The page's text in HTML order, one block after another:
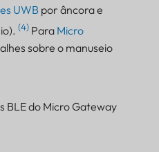
UWB por âncora e
(4)Para Micro
sobre o manuseio
BLE do Micro Gateway